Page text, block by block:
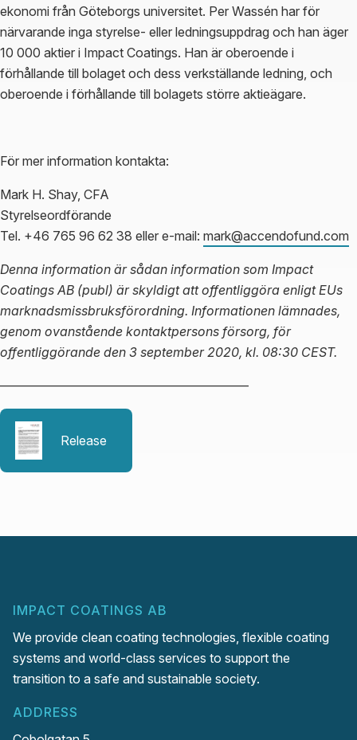
ekonomi från Göteborgs universitet. Per Wassén har för
närvarande inga styrelse- eller ledningsuppdrag och han äger
10 000 aktier i Impact Coatings. Han är oberoende i
förhållande till bolaget och dess verkställande ledning, och
oberoende i förhållande till bolagets större aktieägare.
För mer information kontakta:
Mark H. Shay, CFA
Styrelseordförande
Tel. +46 765 96 62 38 eller e-mail: mark@accendofund.com
Denna information är sådan information som Impact
Coatings AB (publ) är skyldigt att offentliggöra enligt EUs
marknadsmissbruksförordning. Informationen lämnades,
genom ovanstående kontaktpersons försorg, för
offentliggörande den 3 september 2020, kl. 08:30 CEST.
———————————————————–
Release
IMPACT COATINGS AB
We provide clean coating technologies, flexible coating
systems and world-class services to support the
transition to a safe and sustainable society.
ADDRESS